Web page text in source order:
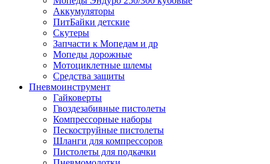
Аккумуляторы
ПитБайки детские
Скутеры
Запчасти к Мопедам и др
Мопеды дорожные
Мотоциклетные шлемы
Средства защиты
Пневмоинструмент
Гайковерты
Гвоздезабивные пистолеты
Компрессорные наборы
Пескоструйные пистолеты
Шланги для компрессоров
Пистолеты для подкачки